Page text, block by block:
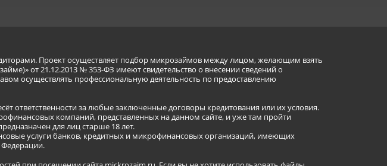
Проект осуществляет подбор микрозаймов между лицом, желающим взять
от 21.12.2013 № 353-ФЗ имеют свидетельство о внесении сведений о
осуществлять профессиональную деятельность по предоставлению
ответственности за любые заключенные договоры кредитования или их условия.
компаний, представленных на данном сайте, и уже там пройти
для лиц старше 18 лет.
услуги банков, кредитных и микрофинансовых организаций, имеющих